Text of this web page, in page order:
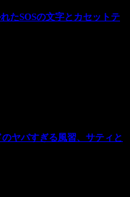
たSOSの文字とカセットテ
ヤバすぎる風習、サティと